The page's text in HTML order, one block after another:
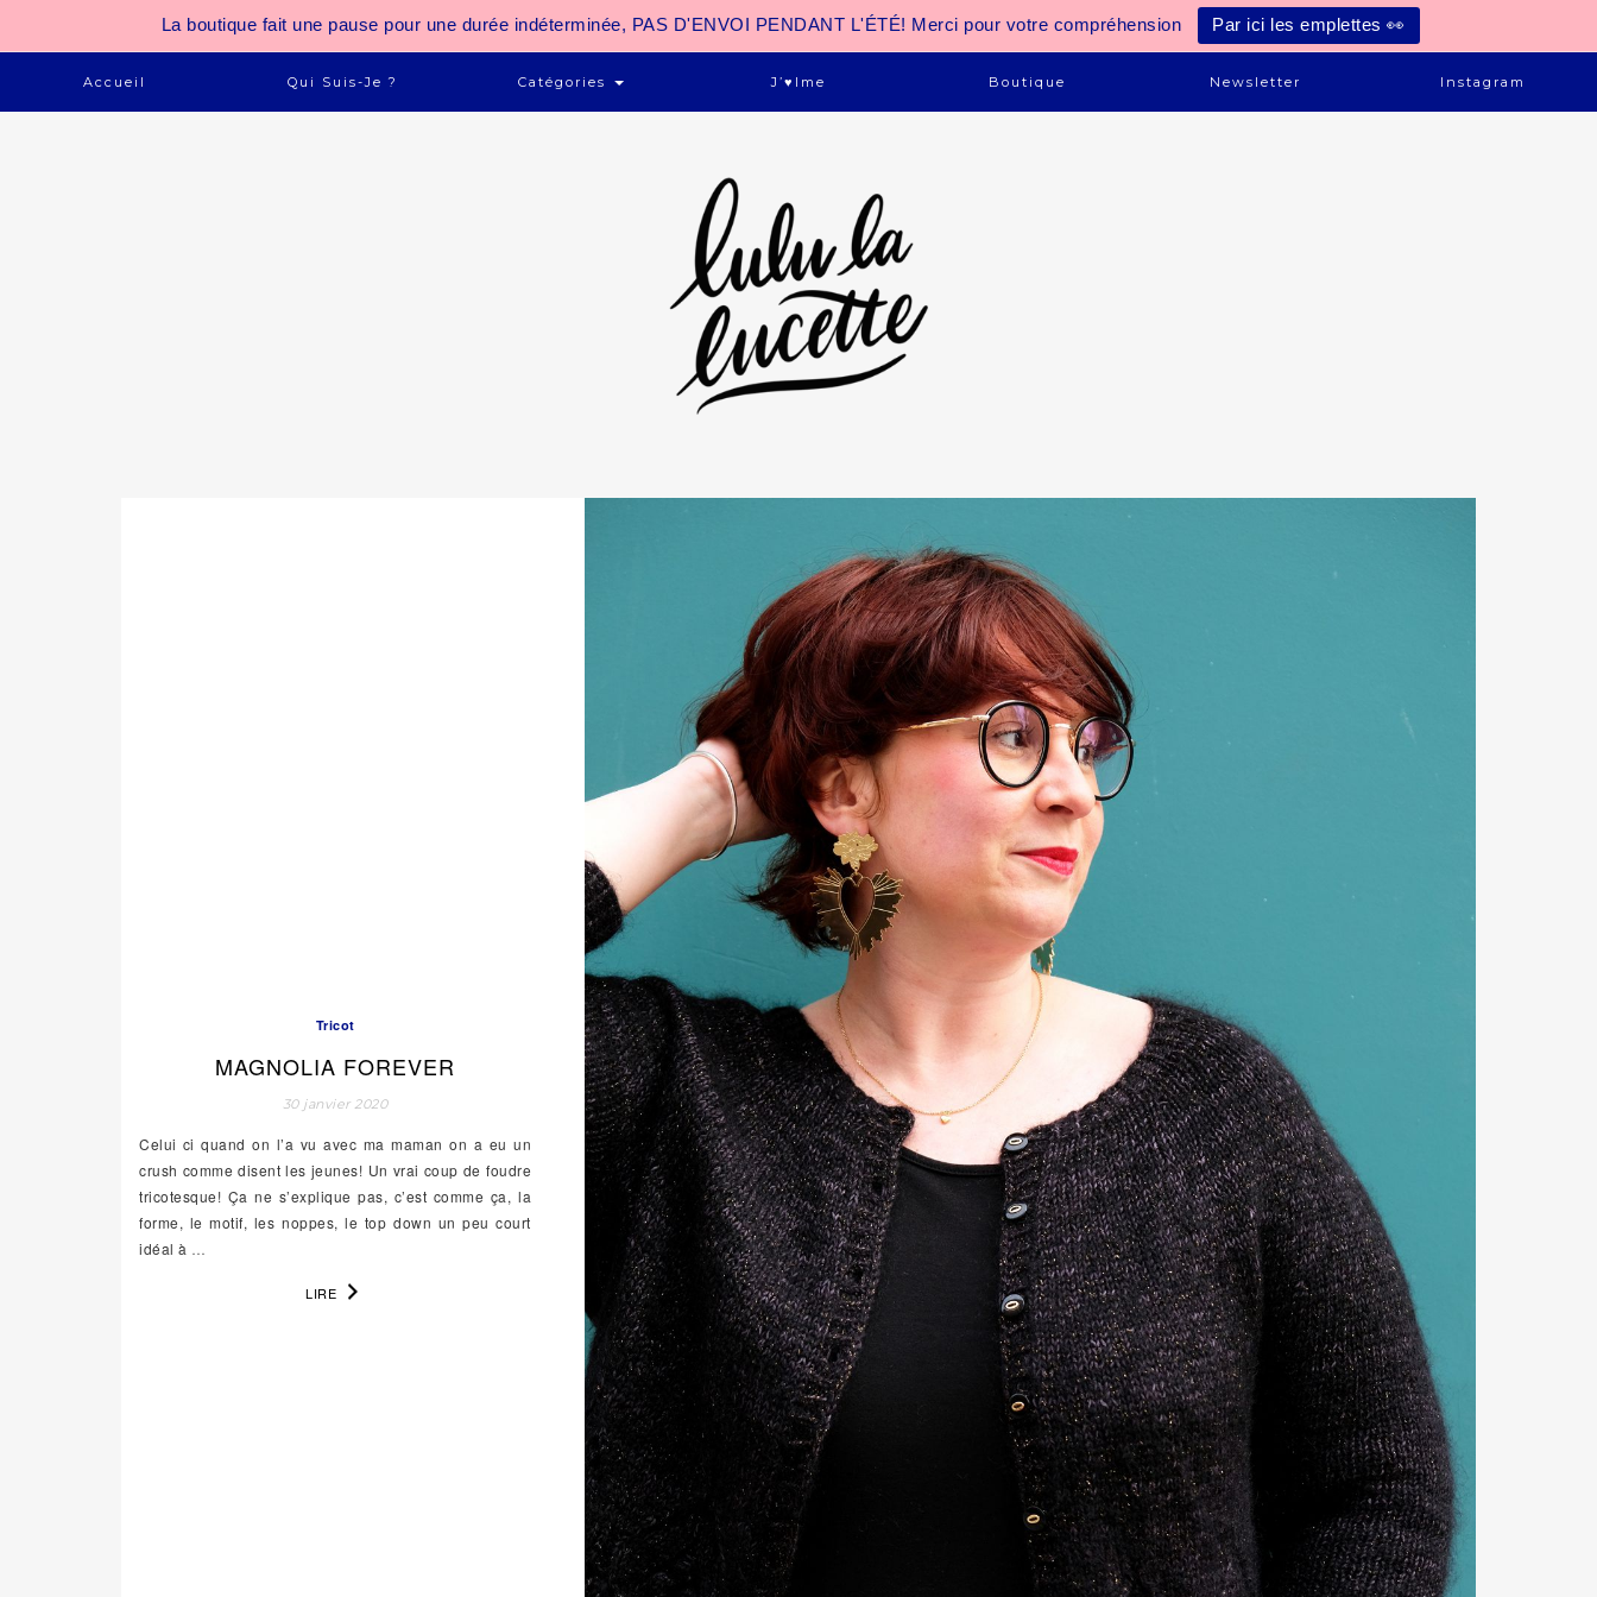
La boutique fait une pause pour une durée indéterminée, PAS D'ENVOI PENDANT L'ÉTÉ! Merci pour votre compréhension Par ici les emplettes 👀
Accueil Qui Suis-Je ? Catégories J’♥ime Boutique Newsletter Instagram
Tricot
MAGNOLIA FOREVER
30 janvier 2020
Celui ci quand on l’a vu avec ma maman on a eu un
crush comme disent les jeunes! Un vrai coup de foudre
tricotesque! Ça ne s’explique pas, c’est comme ça, la
forme, le motif, les noppes, le top down un peu court
idéal à …
LIRE